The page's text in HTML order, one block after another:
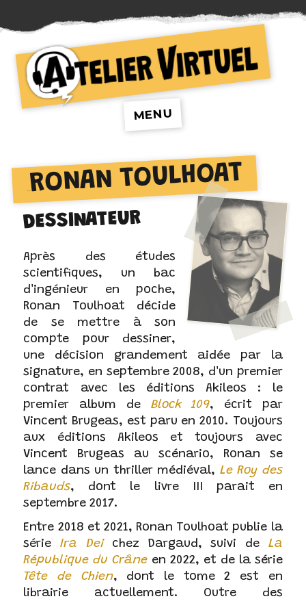
Atelier VirtuelMENU
RONAN TOULHOAT
DESSINATEUR
Après des études
scientifiques, un bac
d'ingénieur en poche,
Ronan Toulhoat décide
de se mettre à son
compte pour dessiner,
une décision grandement aidée par la
signature, en septembre 2008, d'un premier
contrat avec les éditions Akileos : le
premier album de Block 109, écrit par
Vincent Brugeas, est paru en 2010. Toujours
aux éditions Akileos et toujours avec
Vincent Brugeas au scénario, Ronan se
lance dans un thriller médiéval, Le Roy des
Ribauds, dont le livre III parait en
septembre 2017.
Entre 2018 et 2021, Ronan Toulhoat publie la
sérieIra Deichez Dargaud, suivi de La
République du Crâne en 2022, et de la série
Tête de Chien, dont le tome 2 est en
librairie actuellement. Outre des